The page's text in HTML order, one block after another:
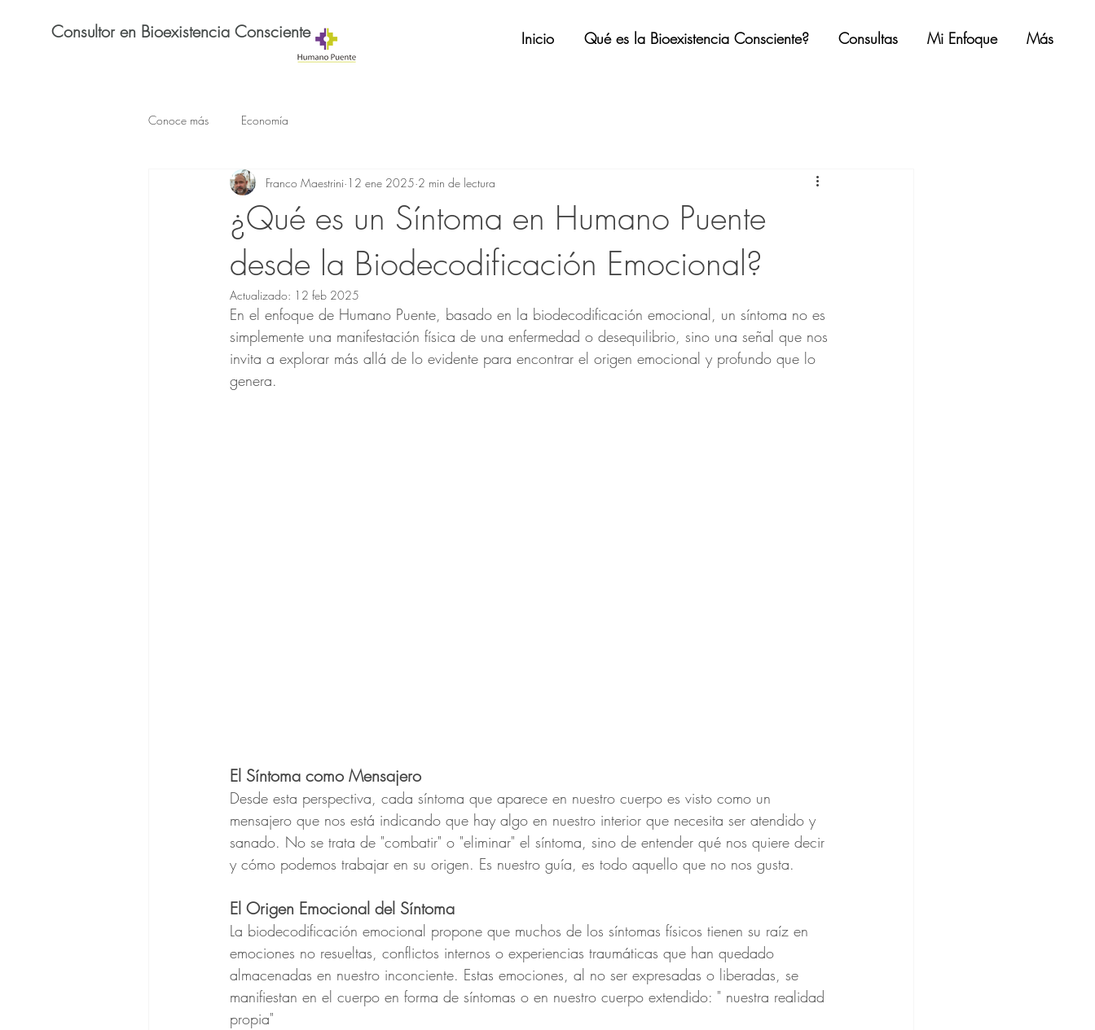
Consultor en Bioexistencia Consciente Inicio Qué es la Bioexistencia Consciente? Consultas Mi Enfoque Más
Conoce más Economía
¿Qué es un Síntoma en Humano Puente
desde la Biodecodificación Emocional?
Franco Maestrini 12 ene 2025 2 min de lectura
Actualizado: 12 feb 2025
En el enfoque de Humano Puente, basado en la biodecodificación emocional, un síntoma no es
simplemente una manifestación física de una enfermedad o desequilibrio, sino una señal que nos
invita a explorar más allá de lo evidente para encontrar el origen emocional y profundo que lo
genera.
El Síntoma como Mensajero
Desde esta perspectiva, cada síntoma que aparece en nuestro cuerpo es visto como un
mensajero que nos está indicando que hay algo en nuestro interior que necesita ser atendido y
sanado. No se trata de "combatir" o "eliminar" el síntoma, sino de entender qué nos quiere decir
y cómo podemos trabajar en su origen. Es nuestro guía, es todo aquello que no nos gusta.
El Origen Emocional del Síntoma
La biodecodificación emocional propone que muchos de los síntomas físicos tienen su raíz en
emociones no resueltas, conflictos internos o experiencias traumáticas que han quedado
almacenadas en nuestro inconciente. Estas emociones, al no ser expresadas o liberadas, se
manifiestan en el cuerpo en forma de síntomas o en nuestro cuerpo extendido: " nuestra realidad
propia"